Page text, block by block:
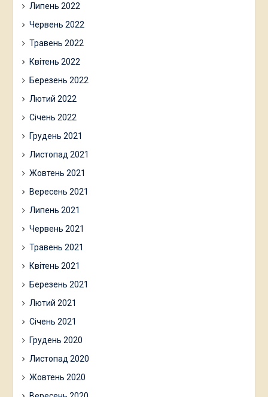
Липень 2022
Червень 2022
Травень 2022
Квітень 2022
Березень 2022
Лютий 2022
Січень 2022
Грудень 2021
Листопад 2021
Жовтень 2021
Вересень 2021
Липень 2021
Червень 2021
Травень 2021
Квітень 2021
Березень 2021
Лютий 2021
Січень 2021
Грудень 2020
Листопад 2020
Жовтень 2020